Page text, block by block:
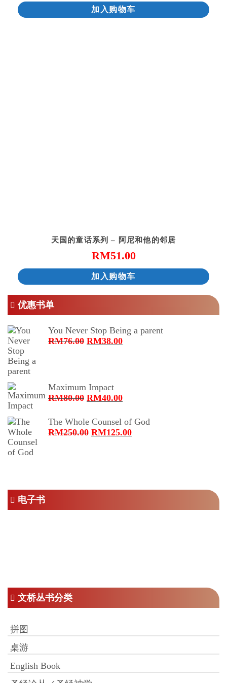
加入购物车
天国的童话系列 – 阿尼和他的邻居
RM51.00
加入购物车
优惠书单
You Never Stop Being a parent
RM76.00 原
RM38.00当
RM38.00。
Maximum Impact
RM80.00 原
为：
RM80.00。
RM40.00当
价
格
The Whole Counsel of God
RM250.00 原
RM125.00当
RM125.00。
电子书
文桥丛书分类
拼图
桌游
English Book